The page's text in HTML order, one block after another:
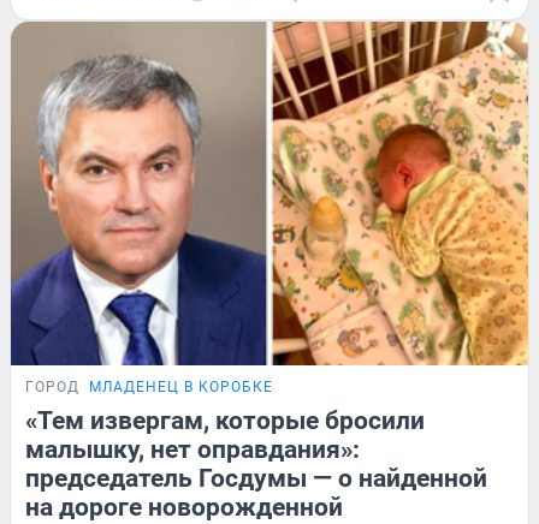
ГОРОД МЛАДЕНЕЦ В КОРОБКЕ
«Тем извергам, которые бросили
малышку, нет оправдания»:
председатель Госдумы — о найденной
на дороге новорожденной